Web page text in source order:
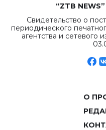
“ZTB
Свидетельство о
периодического
агентства и
О